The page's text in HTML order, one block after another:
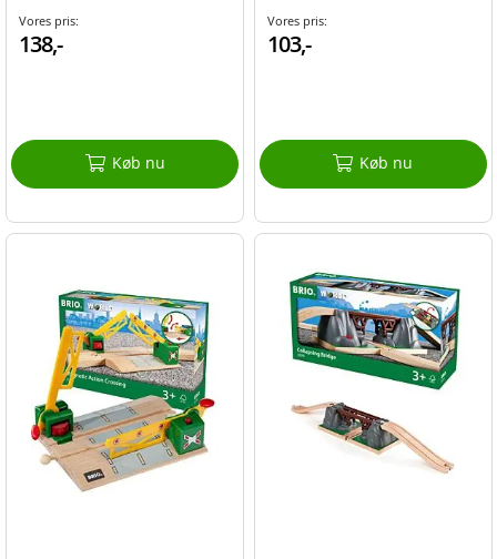
Vores pris:
138,-
Køb nu
Vores pris:
103,-
Køb nu